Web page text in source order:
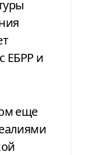
ЕБРР и
еще